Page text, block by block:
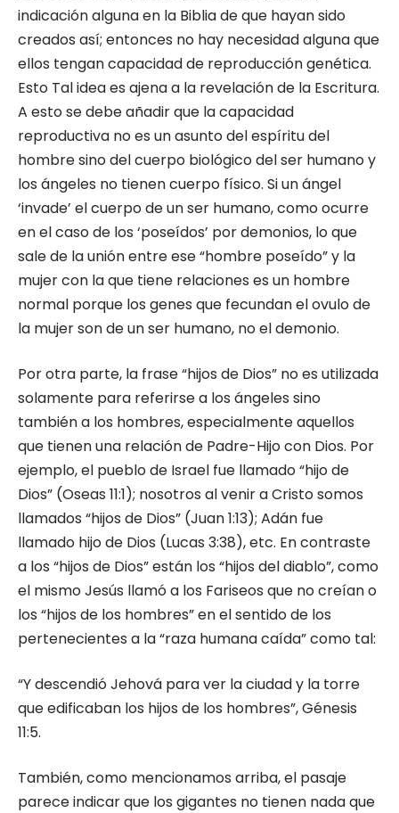
indicación alguna en la Biblia de que hayan sido
creados así; entonces no hay necesidad alguna que
ellos tengan capacidad de reproducción genética.
Esto Tal idea es ajena a la revelación de la Escritura.
A esto se debe añadir que la capacidad
reproductiva no es un asunto del espíritu del
hombre sino del cuerpo biológico del ser humano y
los ángeles no tienen cuerpo físico. Si un ángel
‘invade’ el cuerpo de un ser humano, como ocurre
en el caso de los ‘poseídos’ por demonios, lo que
sale de la unión entre ese “hombre poseído” y la
mujer con la que tiene relaciones es un hombre
normal porque los genes que fecundan el ovulo de
la mujer son de un ser humano, no el demonio.
Por otra parte, la frase “hijos de Dios” no es utilizada
solamente para referirse a los ángeles sino
también a los hombres, especialmente aquellos
que tienen una relación de Padre-Hijo con Dios. Por
ejemplo, el pueblo de Israel fue llamado “hijo de
Dios” (Oseas 11:1); nosotros al venir a Cristo somos
llamados “hijos de Dios” (Juan 1:13); Adán fue
llamado hijo de Dios (Lucas 3:38), etc. En contraste
a los “hijos de Dios” están los “hijos del diablo”, como
el mismo Jesús llamó a los Fariseos que no creían o
los “hijos de los hombres” en el sentido de los
pertenecientes a la “raza humana caída” como tal:
“Y descendió Jehová para ver la ciudad y la torre
que edificaban los hijos de los hombres”, Génesis
11:5.
También, como mencionamos arriba, el pasaje
parece indicar que los gigantes no tienen nada que